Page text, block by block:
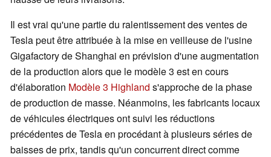
Il est vrai qu'une partie du ralentissement des ventes de
Tesla peut être attribuée à la mise en veilleuse de l'usine
Gigafactory de Shanghai en prévision d'une augmentation
de la production alors que le modèle 3 est en cours
d'élaboration Modèle 3 Highland s'approche de la phase
de production de masse. Néanmoins, les fabricants locaux
de véhicules électriques ont suivi les réductions
précédentes de Tesla en procédant à plusieurs séries de
baisses de prix, tandis qu'un concurrent direct comme